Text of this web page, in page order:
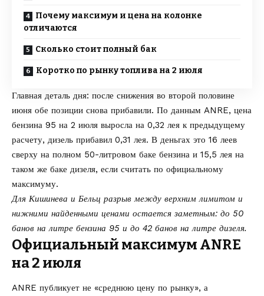
Почему максимум и цена на колонке
отличаются
Сколько стоит полный бак
Коротко по рынку топлива на 2 июля
Главная деталь дня: после снижения во второй половине
июня обе позиции снова прибавили. По данным ANRE, цена
бензина 95 на 2 июля выросла на 0,32 лея к предыдущему
расчету, дизель прибавил 0,31 лея. В деньгах это 16 леев
сверху на полном 50-литровом баке бензина и 15,5 лея на
таком же баке дизеля, если считать по официальному
максимуму.
Для Кишинева и Бельц разрыв между верхним лимитом и
нижними найденными ценами остается заметным: до 50
банов на литре бензина 95 и до 42 банов на литре дизеля.
Официальный максимум ANRE
на 2 июля
ANRE публикует не «среднюю цену по рынку», а